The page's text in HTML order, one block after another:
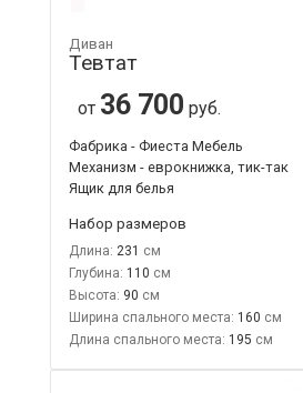
Диван
Тевтат
от 36 700 руб.
Фабрика - Фиеста Мебель
Механизм - еврокнижка, тик-так
Ящик для белья
Набор размеров
Длина: 231
Глубина: 110
Высота: 90
Ширина спального места: 160
Длина спального места: 195